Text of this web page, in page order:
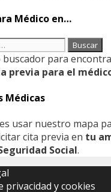
Médico en…
para
previa para el
Médicas
usar nuestro mapa
cita previa en tu
Social.
privacidad y cookies